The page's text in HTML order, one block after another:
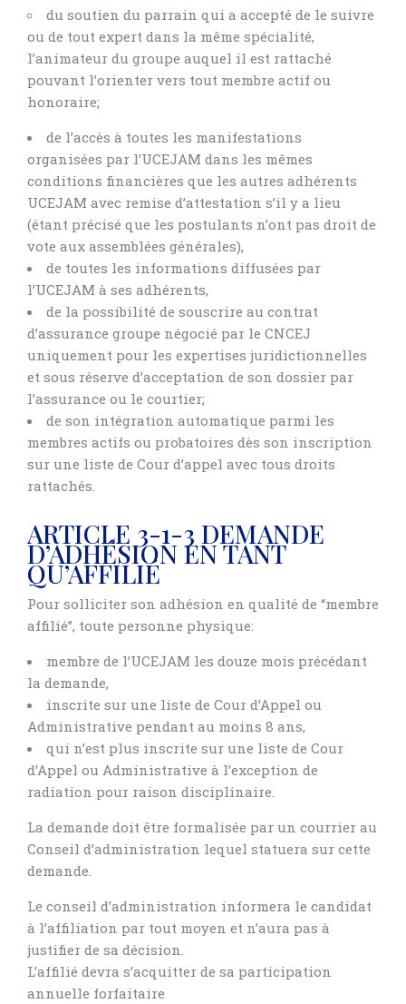
du soutien du parrain qui a accepté de le suivre
ou de tout expert dans la même spécialité,
l’animateur du groupe auquel il est rattaché
pouvant l’orienter vers tout membre actif ou
honoraire;
de l’accès à toutes les manifestations
organisées par l’UCEJAM dans les mêmes
conditions financières que les autres adhérents
UCEJAM avec remise d’attestation s’il y a lieu
(étant précisé que les postulants n’ont pas droit de
vote aux assemblées générales),
de toutes les informations diffusées par
l’UCEJAM à ses adhérents,
de la possibilité de souscrire au contrat
d’assurance groupe négocié par le CNCEJ
uniquement pour les expertises juridictionnelles
et sous réserve d’acceptation de son dossier par
l’assurance ou le courtier;
de son intégration automatique parmi les
membres actifs ou probatoires dès son inscription
sur une liste de Cour d’appel avec tous droits
rattachés.
ARTICLE 3-1-3 DEMANDE
D’ADHÉSION EN TANT
QU’AFFILIÉ
Pour solliciter son adhésion en qualité de “membre
affilié”, toute personne physique:
membre de l’UCEJAM les douze mois précédant
la demande,
inscrite sur une liste de Cour d’Appel ou
Administrative pendant au moins 8 ans,
qui n’est plus inscrite sur une liste de Cour
d’Appel ou Administrative à l’exception de
radiation pour raison disciplinaire.
La demande doit être formalisée par un courrier au
Conseil d’administration lequel statuera sur cette
demande.
Le conseil d’administration informera le candidat
à l’affiliation par tout moyen et n’aura pas à
justifier de sa décision.
L’affilié devra s’acquitter de sa participation
annuelle forfaitaire